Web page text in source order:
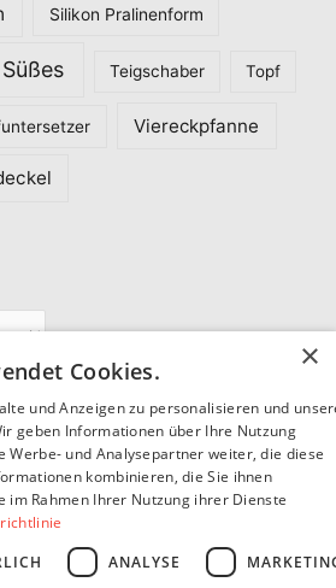
Silikon Pralinenform
Süßes Teigschaber Topf
Viereckpfanne
×
Cookies.
und Anzeigen zu personalisieren und
geben Informationen über Ihre Nutzung
Werbe- und Analysepartner weiter, die diese
kombinieren, die Sie ihnen
Rahmen Ihrer Nutzung ihrer Dienste
ANALYSE